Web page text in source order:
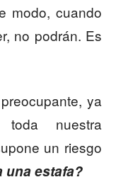
modo, cuando
no podrán. Es
ya
nuestra
un riesgo
una estafa?